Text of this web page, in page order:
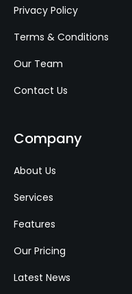
Privacy Policy
Terms & Conditions
Our Team
Contact Us
Company
About Us
Services
Features
Our Pricing
Latest News